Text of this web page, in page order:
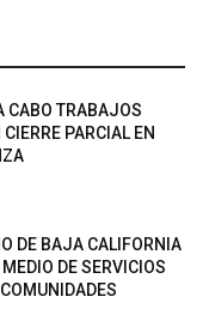
CABO TRABAJOS
PARCIAL EN
DE BAJA CALIFORNIA
DE SERVICIOS